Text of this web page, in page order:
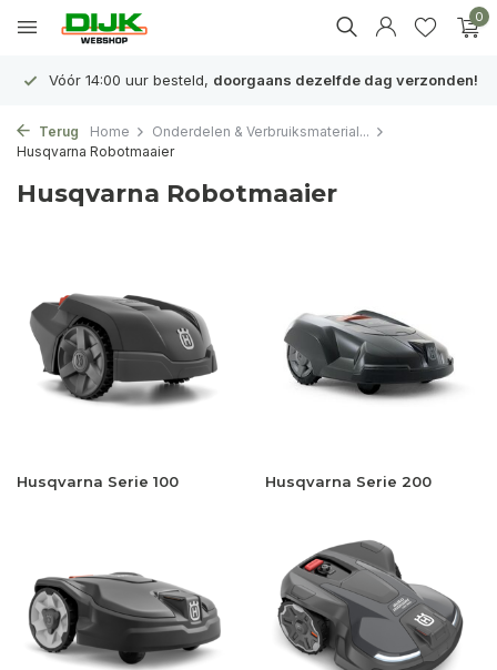
0
Vóór 14:00 uur besteld, doorgaans dezelfde dag verzonden!
Terug Home
Onderdelen & Verbruiksmaterial...
Husqvarna Robotmaaier
Husqvarna Robotmaaier
Husqvarna Serie 100 Husqvarna Serie 200